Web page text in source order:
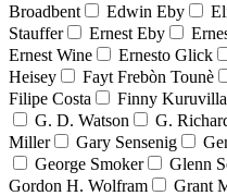
Broadbent
Edwin Eby
Stauffer
Ernest Eby
Ernest Wine
Ernesto Glick
Heisey
Fayt Frebòn Tounè
Filipe Costa
Finny Kuruvilla
G. D. Watson
G.
Miller
Gary Sensenig
George Smoker
Glenn
Gordon H. Wolfram
Grant